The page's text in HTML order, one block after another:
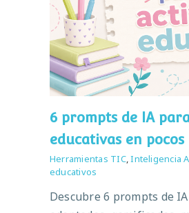
6 prompts de IA
educativas en
Herramientas TIC,Inteligencia
educativos
Descubre 6 prompts de